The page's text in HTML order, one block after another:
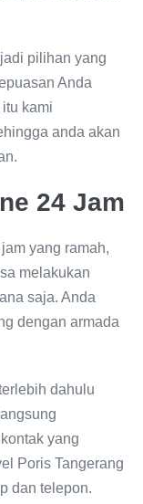
pilihan yang
Anda
kami
anda akan
24 Jam
yang ramah,
melakukan
saja. Anda
dengan armada
dahulu
yang
Poris Tangerang
dan telepon.